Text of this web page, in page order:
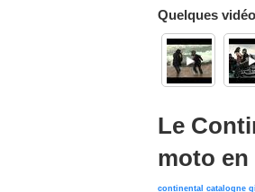
Quelques
Le
moto en
continental catalogne